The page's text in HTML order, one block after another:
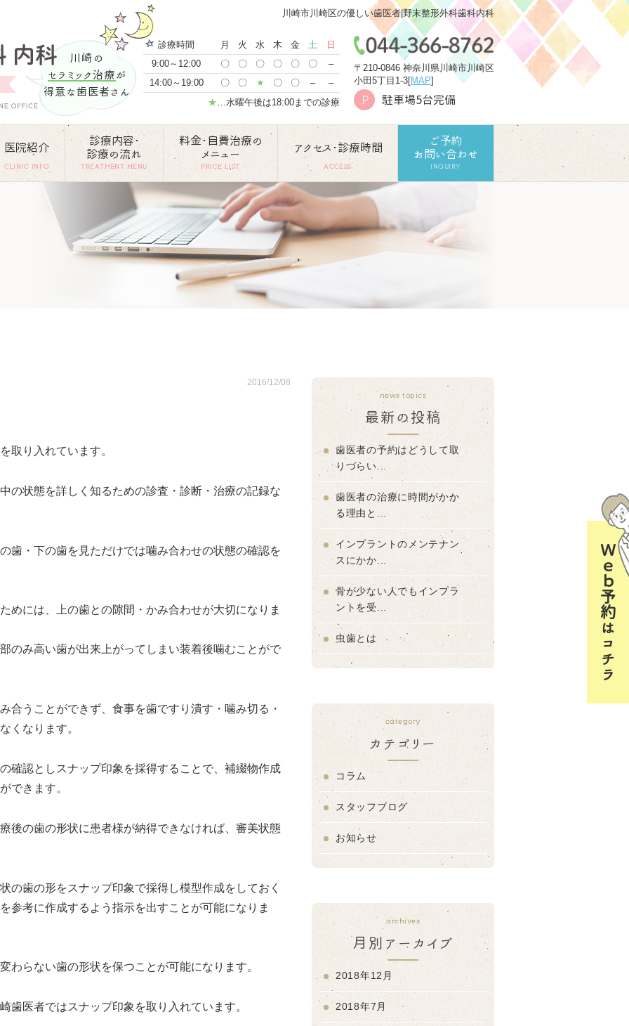
川崎市川崎区の優しい歯医者|野末整形外科歯科内科
川崎の
セラミック治療 が
得意な歯医者さん
診療時間 月 火 水 木 金 土
日
9:00～12:00
〇 〇 〇 〇 〇 〇
–
14:00～19:00
〇 〇 ★ 〇 〇 –
–
★…水曜午後は18:00までの診療
〒210-0846 神奈川県川崎市川崎区
小田5丁目1-3[MAP]
P 駐車場5台完備
医院紹介
CLINIC INFO
診療内容･
診療の流れ
TREATMENT MENU
料金･自費治療の
メニュー
PRICE LIST
アクセス･診療時間
ACCESS
ご予約
お問い合わせ
INQUIRY
2016/12/08
取り入れています。
の状態を詳しく知るための診査・診断・治療の記録な
歯・下の歯を見ただけでは噛み合わせの状態の確認を
めには、上の歯との隙間・かみ合わせが大切になりま
のみ高い歯が出来上がってしまい装着後噛むことがで
合うことができず、食事を歯ですり潰す・噛み切る・
くなります。
確認としスナップ印象を採得することで、補綴物作成
できます。
後の歯の形状に患者様が納得できなければ、審美状態
の歯の形をスナップ印象で採得し模型作成をしておく
参考に作成するよう指示を出すことが可能になりま
わらない歯の形状を保つことが可能になります。
歯医者ではスナップ印象を取り入れています。
news topics
最新の投稿
歯医者の予約はどうして取
りづらい...
歯医者の治療に時間がかか
る理由と...
インプラントのメンテナン
スにかか...
骨が少ない人でもインプラ
ントを受...
虫歯とは
category
カテゴリー
コラム
スタッフブログ
お知らせ
archives
月別アーカイブ
2018年12月
2018年7月
Ｗｅｂ予約はコチラ